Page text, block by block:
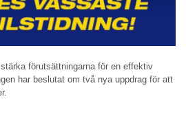
förutsättningarna för en effektiv
har beslutat om två nya uppdrag för att